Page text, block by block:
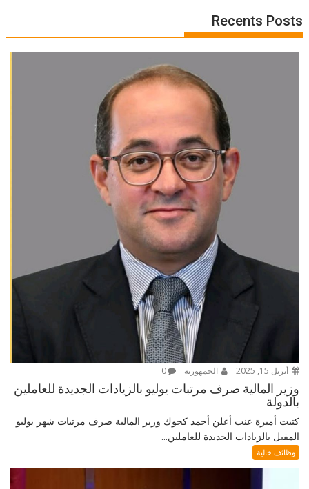
Recents Posts
أبريل 15, 2025 الجمهورية 0
وزير المالية صرف مرتبات يوليو بالزيادات الجديدة للعاملين
بالدولة
كتبت أميرة عنب أعلن أحمد كجوك وزير المالية صرف مرتبات شهر يوليو
المقبل بالزيادات الجديدة للعاملين...
وظائف خالية